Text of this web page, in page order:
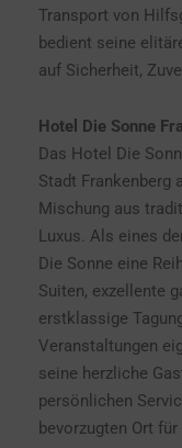
Transport von
bedient seine
auf Sicherheit,
Hotel Die Sonne
Das Hotel Die
Stadt Frankenberg
Mischung aus
Luxus. Als eines
Die Sonne eine
Suiten, exzellente
erstklassige
Veranstaltungen
seine herzliche
persönlichen
bevorzugten Ort